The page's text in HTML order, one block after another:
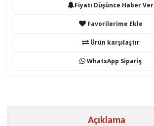
Fiyatı Düşünce Haber Ver
Favorilerime Ekle
Ürün karşılaştır
WhatsApp Sipariş
Açıklama